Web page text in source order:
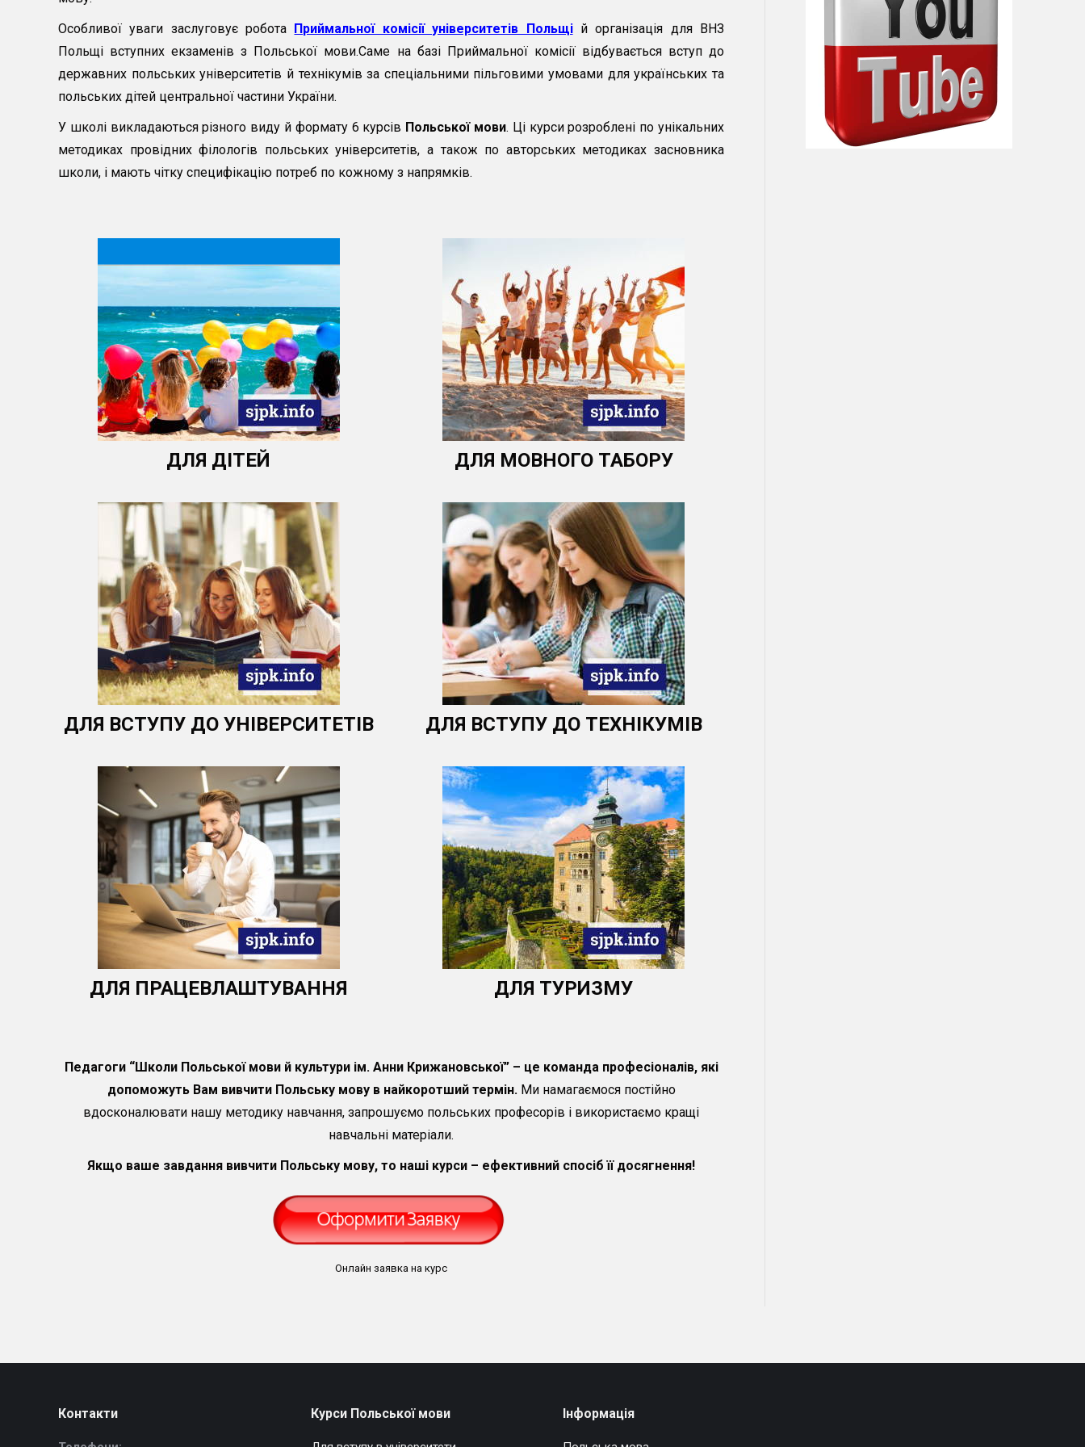
Особливої уваги заслуговує робота Приймальної комісії університетів Польщій організація для ВНЗ
Польщі вступних екзаменів з Польської мови.Саме на базі Приймальної комісії відбувається вступ до
державних польських університетів й технікумів за спеціальними пільговими умовами для українських та
польських дітей центральної частини України.
У школі викладаються різного виду й формату 6 курсів Польської мови. Ці курси розроблені по унікальних
методиках провідних філологів польських університетів, а також по авторських методиках засновника
школи, і мають чітку специфікацію потреб по кожному з напрямків.
ДЛЯ ДІТЕЙ ДЛЯ МОВНОГО ТАБОРУ
ДЛЯ ВСТУПУ ДО УНІВЕРСИТЕТІВ ДЛЯ ВСТУПУ ДО ТЕХНІКУМІВ
ДЛЯ ПРАЦЕВЛАШТУВАННЯ ДЛЯ ТУРИЗМУ
Педагоги “Школи Польської мови й культури ім. Анни Крижановської” – це команда професіоналів, які
допоможуть Вам вивчити Польську мову в найкоротший термін.Ми намагаємося постійно
вдосконалювати нашу методику навчання, запрошуємо польських професорів і використаємо кращі
навчальні матеріали.
Якщо ваше завдання вивчити Польську мову, то наші курси – ефективний спосіб її досягнення!
Онлайн заявка на курс
Контакти Курси Польської мови Інформація